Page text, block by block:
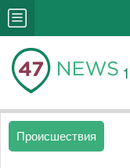
Происшествия